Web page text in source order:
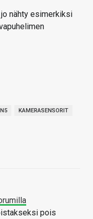
nähty esimerkiksi
KAMERASENSORIT
pois